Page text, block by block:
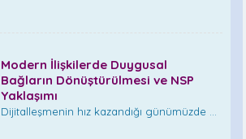
Modern İlişkilerde Duygusal
Bağların Dönüştürülmesi ve NSP
Yaklaşımı
Dijitalleşmenin hız kazandığı günümüzde ...